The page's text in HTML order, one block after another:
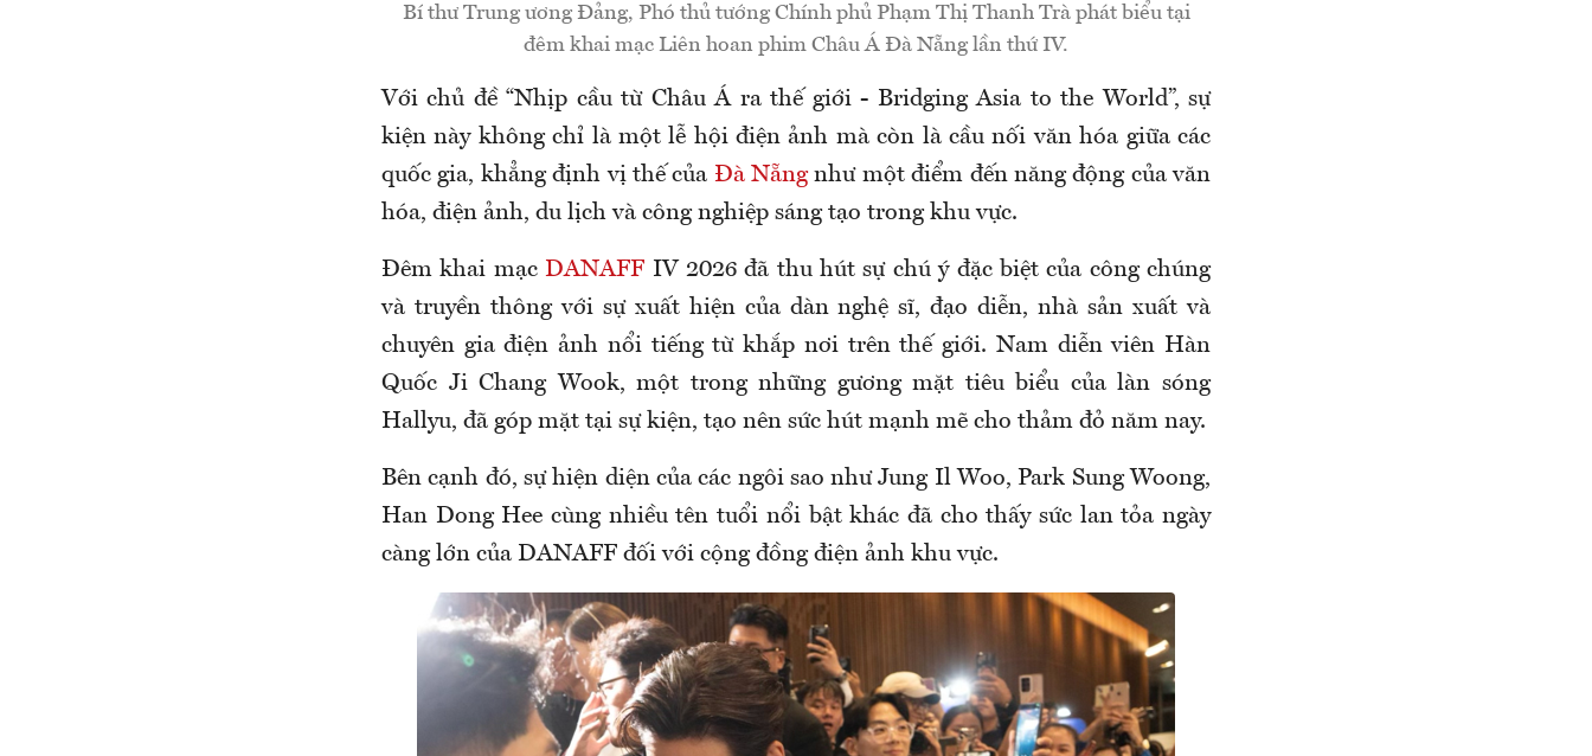
Bí thư Trung ương Đảng, Phó thủ tướng Chính phủ Phạm Thị Thanh Trà phát biểu tại
đêm khai mạc Liên hoan phim Châu Á Đà Nẵng lần thứ IV.
Với chủ đề “Nhịp cầu từ Châu Á ra thế giới - Bridging Asia to the World”, sự
kiện này không chỉ là một lễ hội điện ảnh mà còn là cầu nối văn hóa giữa các
quốc gia, khẳng định vị thế của Đà Nẵngnhư một điểm đến năng động của văn
hóa, điện ảnh, du lịch và công nghiệp sáng tạo trong khu vực.
Đêm khai mạcDANAFF IV 2026 đã thu hút sự chú ý đặc biệt của công chúng
và truyền thông với sự xuất hiện của dàn nghệ sĩ, đạo diễn, nhà sản xuất và
chuyên gia điện ảnh nổi tiếng từ khắp nơi trên thế giới. Nam diễn viên Hàn
Quốc Ji Chang Wook, một trong những gương mặt tiêu biểu của làn sóng
Hallyu, đã góp mặt tại sự kiện, tạo nên sức hút mạnh mẽ cho thảm đỏ năm nay.
Bên cạnh đó, sự hiện diện của các ngôi sao như Jung Il Woo, Park Sung Woong,
Han Dong Hee cùng nhiều tên tuổi nổi bật khác đã cho thấy sức lan tỏa ngày
càng lớn của DANAFF đối với cộng đồng điện ảnh khu vực.